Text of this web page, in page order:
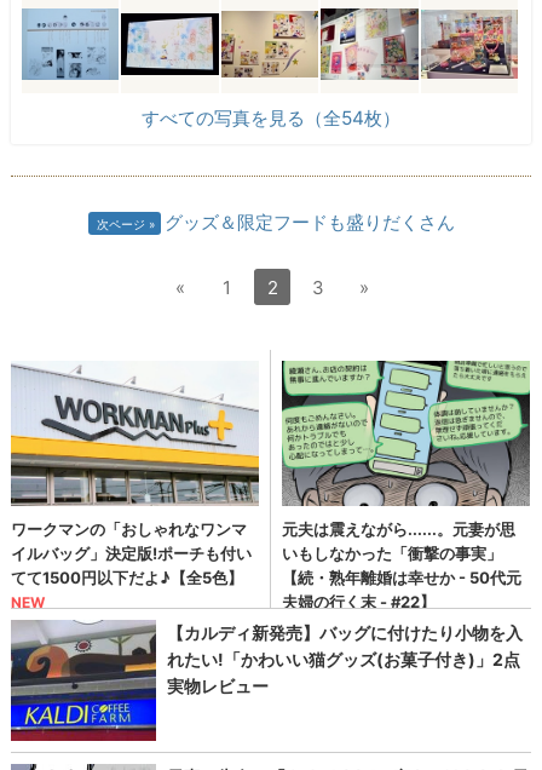
すべての写真を見る（全54枚）
次ページ グッズ＆限定フードも盛りだくさん
« 1 2 3 »